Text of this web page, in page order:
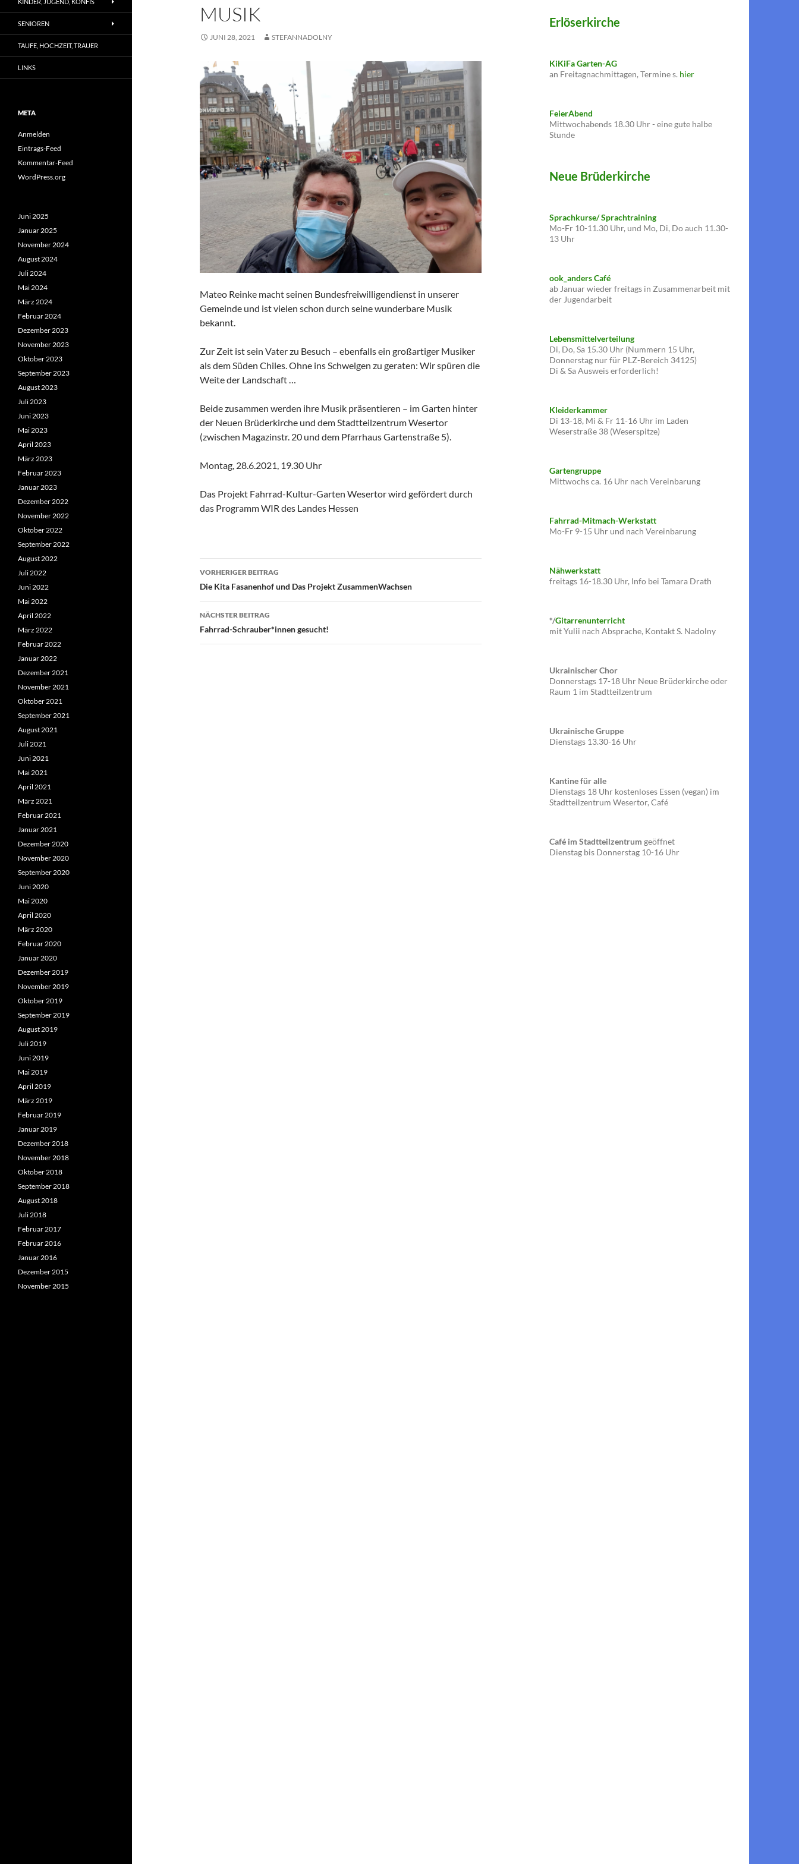
MUSIK
JUNI 28, 2021 STEFANNADOLNY
Mateo Reinke macht seinen Bundesfreiwilligendienst in unserer
Gemeinde und ist vielen schon durch seine wunderbare Musik
bekannt.
Zur Zeit ist sein Vater zu Besuch – ebenfalls ein großartiger Musiker
als dem Süden Chiles. Ohne ins Schwelgen zu geraten: Wir spüren die
Weite der Landschaft …
Beide zusammen werden ihre Musik präsentieren – im Garten hinter
der Neuen Brüderkirche und dem Stadtteilzentrum Wesertor
(zwischen Magazinstr. 20 und dem Pfarrhaus Gartenstraße 5).
Montag, 28.6.2021, 19.30 Uhr
Das Projekt Fahrrad-Kultur-Garten Wesertor wird gefördert durch
das Programm WIR des Landes Hessen
Beitragsnavigation
VORHERIGER BEITRAG
Die Kita Fasanenhof und Das Projekt ZusammenWachsen
NÄCHSTER BEITRAG
Fahrrad-Schrauber*innen gesucht!
Erlöserkirche
KiKiFa Garten-AG
an Freitagnachmittagen, Termine s. hier
FeierAbend
Mittwochabends 18.30 Uhr - eine gute halbe
Stunde
Neue Brüderkirche
Sprachkurse/ Sprachtraining
Mo-Fr 10-11.30 Uhr, und Mo, Di, Do auch 11.30-
13 Uhr
ook_anders Café
ab Januar wieder freitags in Zusammenarbeit mit
der Jugendarbeit
Lebensmittelverteilung
Di, Do, Sa 15.30 Uhr (Nummern 15 Uhr,
Donnerstag nur für PLZ-Bereich 34125)
Di & Sa Ausweis erforderlich!
Kleiderkammer
Di 13-18, Mi & Fr 11-16 Uhr im Laden
Weserstraße 38 (Weserspitze)
Gartengruppe
Mittwochs ca. 16 Uhr nach Vereinbarung
Fahrrad-Mitmach-Werkstatt
Mo-Fr 9-15 Uhr und nach Vereinbarung
Nähwerkstatt
freitags 16-18.30 Uhr, Info bei Tamara Drath
*/Gitarrenunterricht
mit Yulii nach Absprache, Kontakt S. Nadolny
Ukrainischer Chor
Donnerstags 17-18 Uhr Neue Brüderkirche oder
Raum 1 im Stadtteilzentrum
Ukrainische Gruppe
Dienstags 13.30-16 Uhr
Kantine für alle
Dienstags 18 Uhr kostenloses Essen (vegan) im
Stadtteilzentrum Wesertor, Café
Café im Stadtteilzentrum geöffnet
Dienstag bis Donnerstag 10-16 Uhr
SENIOREN
TAUFE, HOCHZEIT, TRAUER
LINKS
META
Anmelden
Eintrags-Feed
Kommentar-Feed
WordPress.org
Juni 2025
Januar 2025
November 2024
August 2024
Juli 2024
Mai 2024
März 2024
Februar 2024
Dezember 2023
November 2023
Oktober 2023
September 2023
August 2023
Juli 2023
Juni 2023
Mai 2023
April 2023
März 2023
Februar 2023
Januar 2023
Dezember 2022
November 2022
Oktober 2022
September 2022
August 2022
Juli 2022
Juni 2022
Mai 2022
April 2022
März 2022
Februar 2022
Januar 2022
Dezember 2021
November 2021
Oktober 2021
September 2021
August 2021
Juli 2021
Juni 2021
Mai 2021
April 2021
März 2021
Februar 2021
Januar 2021
Dezember 2020
November 2020
September 2020
Juni 2020
Mai 2020
April 2020
März 2020
Februar 2020
Januar 2020
Dezember 2019
November 2019
Oktober 2019
September 2019
August 2019
Juli 2019
Juni 2019
Mai 2019
April 2019
März 2019
Februar 2019
Januar 2019
Dezember 2018
November 2018
Oktober 2018
September 2018
August 2018
Juli 2018
Februar 2017
Februar 2016
Januar 2016
Dezember 2015
November 2015